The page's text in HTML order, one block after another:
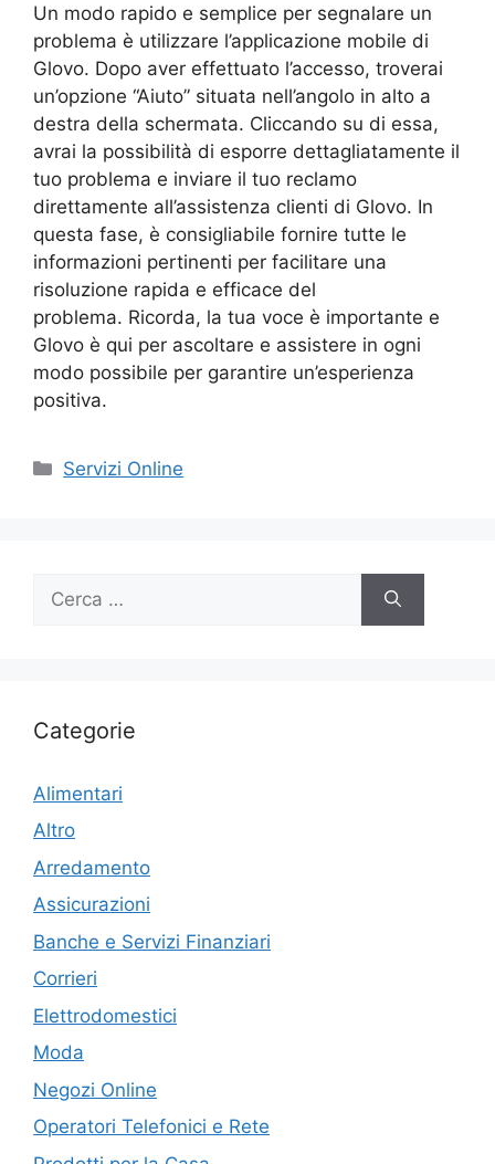
Un modo rapido e semplice per segnalare un
problema è utilizzare l’applicazione mobile di
Glovo. Dopo aver effettuato l’accesso, troverai
un’opzione “Aiuto” situata nell’angolo in alto a
destra della schermata. Cliccando su di essa,
avrai la possibilità di esporre dettagliatamente il
tuo problema e inviare il tuo reclamo
direttamente all’assistenza clienti di Glovo. In
questa fase, è consigliabile fornire tutte le
informazioni pertinenti per facilitare una
risoluzione rapida e efficace del
problema. Ricorda, la tua voce è importante e
Glovo è qui per ascoltare e assistere in ogni
modo possibile per garantire un’esperienza
positiva.
Categorie
Servizi Online
per:
Categorie
Alimentari
Altro
Arredamento
Assicurazioni
Banche e Servizi Finanziari
Corrieri
Elettrodomestici
Moda
Negozi Online
Operatori Telefonici e Rete